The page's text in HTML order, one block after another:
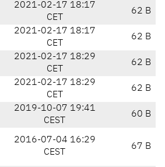
2021-02-17 18:17
CET
62 B
2021-02-17 18:17
CET
62 B
2021-02-17 18:29
CET
62 B
2021-02-17 18:29
CET
62 B
2019-10-07 19:41
CEST
60 B
2016-07-04 16:29
CEST
67 B